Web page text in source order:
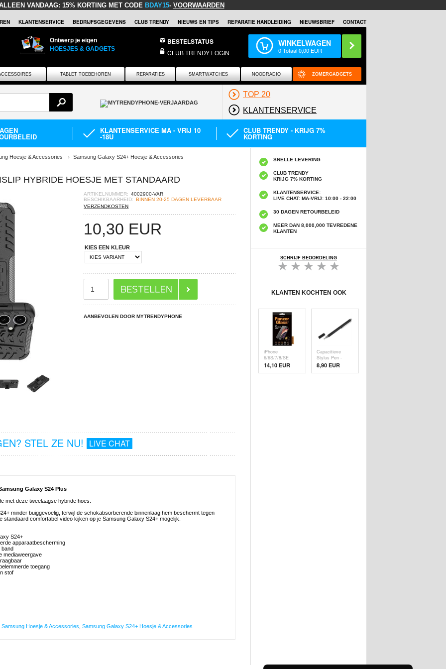
VANDAAG: 15% KORTING MET CODE BDAY15- VOORWAARDEN
KLANTENSERVICE BEDRIJFSGEGEVENS CLUB TRENDY NIEUWS EN TIPS REPARATIE HANDLEIDING NIEUWSBRIEF CONTACT
Ontwerp je eigen
HOESJES & GADGETS
BESTELSTATUS
CLUB TRENDY LOGIN
WINKELWAGEN
0Totaal0,00 EUR
TABLET TOEBEHOREN REPARATIES SMARTWATCHES NOODRADIO ZOMERGADGETS
TOP 20
KLANTENSERVICE
KLANTENSERVICE MA - VRIJ 10
-18U
CLUB TRENDY - KRIJG 7%
KORTING
Hoesje & Accessories Samsung Galaxy S24+ Hoesje & Accessories
HYBRIDE HOESJE MET STANDAARD
ARTIKELNUMMER: 4002900-VAR
BESCHIKBAARHEID: BINNEN 20-25 DAGEN LEVERBAAR
VERZENDKOSTEN
10,30 EUR
KIES EEN KLEUR
AANBEVOLEN DOOR MYTRENDYPHONE
STEL ZE NU! LIVE CHAT
Galaxy S24 Plus
met deze tweelaagse hybride hoes.
minder buiggevoelig, terwijl de schokabsorberende binnenlaag hem beschermt tegen
comfortabel video kijken op je Samsung Galaxy S24+ mogelijk.
S24+
apparaatbescherming
band
mediaweergave
toegang
stof
Samsung Hoesje & Accessories Samsung Galaxy S24+ Hoesje & Accessories
SNELLE LEVERING
CLUB TRENDY
KRIJG 7% KORTING
KLANTENSERVICE:
LIVE CHAT: MA-VRIJ: 10:00 - 22:00
30 DAGEN RETOURBELEID
MEER DAN 8,000,000 TEVREDENE
KLANTEN
SCHRIJF BEOORDELING
KLANTEN KOCHTEN OOK
iPhone
6/6S/7/8/SE
(2020)/SE (
14,10 EUR
Capacitieve
Stylus Pen -
Zwart
8,90 EUR